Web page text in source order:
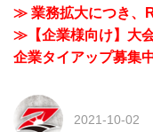
≫ 業務拡大につき、
≫【企業様向け】大
企業タイアップ募集
2021-10-02